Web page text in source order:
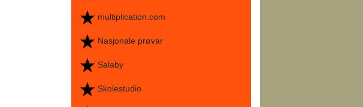
multiplication.com
Nasjonale prøvar
Salaby
Skolestudio